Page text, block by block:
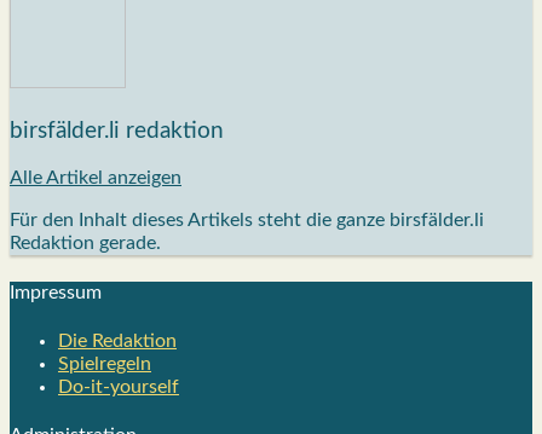
birsfälder.li redaktion
Alle Artikel anzeigen
Für den Inhalt dieses Artikels steht die ganze birsfälder.li
Redaktion gerade.
Impres­sum
Die Redak­ti­on
Spiel­re­geln
Do-it-your­s­elf